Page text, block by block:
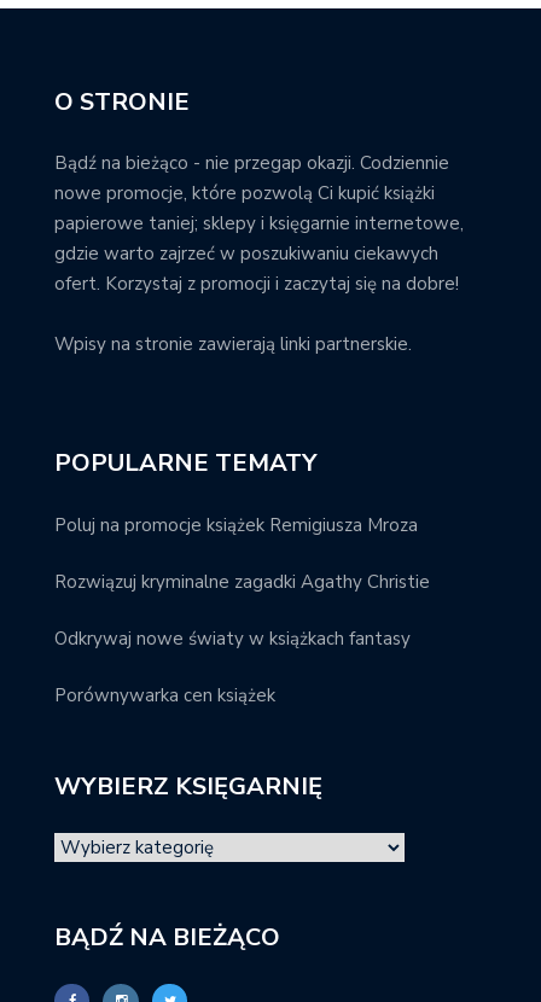
O STRONIE
Bądź na bieżąco - nie przegap okazji. Codziennie
nowe promocje, które pozwolą Ci kupić książki
papierowe taniej; sklepy i księgarnie internetowe,
gdzie warto zajrzeć w poszukiwaniu ciekawych
ofert. Korzystaj z promocji i zaczytaj się na dobre!
Wpisy na stronie zawierają linki partnerskie.
POPULARNE TEMATY
Poluj na promocje książek Remigiusza Mroza
Rozwiązuj kryminalne zagadki Agathy Christie
Odkrywaj nowe światy w książkach fantasy
Porównywarka cen książek
WYBIERZ KSIĘGARNIĘ
BĄDŹ NA BIEŻĄCO